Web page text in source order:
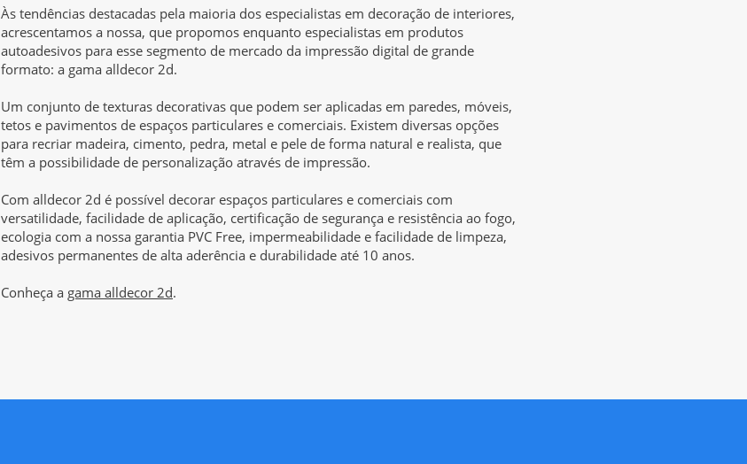
Às tendências destacadas pela maioria dos especialistas em decoração de interiores,
acrescentamos a nossa, que propomos enquanto especialistas em produtos
autoadesivos para esse segmento de mercado da impressão digital de grande
formato: a gama alldecor 2d.
Um conjunto de texturas decorativas que podem ser aplicadas em paredes, móveis,
tetos e pavimentos de espaços particulares e comerciais. Existem diversas opções
para recriar madeira, cimento, pedra, metal e pele de forma natural e realista, que
têm a possibilidade de personalização através de impressão.
Com alldecor 2d é possível decorar espaços particulares e comerciais com
versatilidade, facilidade de aplicação, certificação de segurança e resistência ao fogo,
ecologia com a nossa garantia PVC Free, impermeabilidade e facilidade de limpeza,
adesivos permanentes de alta aderência e durabilidade até 10 anos.
Conheça a gama alldecor 2d.